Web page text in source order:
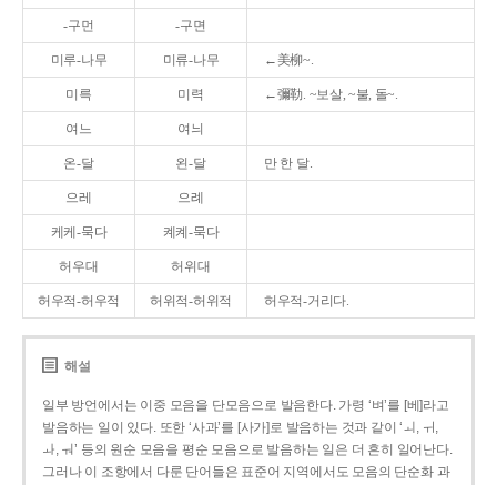
-구먼 -구면
미루-나무 미류-나무 ←美柳~.
미륵 미력 ←彌勒. ~보살, ~불, 돌~.
여느 여늬
온-달 왼-달 만 한 달.
으레 으례
케케-묵다 켸켸-묵다
허우대 허위대
허우적-허우적 허위적-허위적 허우적-거리다.
해설
일부 방언에서는 이중 모음을 단모음으로 발음한다. 가령 ‘벼’를 [베]라고
발음하는 일이 있다. 또한 ‘사과’를 [사가]로 발음하는 것과 같이 ‘ㅚ, ㅟ,
ㅘ, ㅝ’ 등의 원순 모음을 평순 모음으로 발음하는 일은 더 흔히 일어난다.
그러나 이 조항에서 다룬 단어들은 표준어 지역에서도 모음의 단순화 과